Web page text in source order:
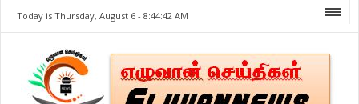
Today is Thursday, August 6 -8:44:42 AM